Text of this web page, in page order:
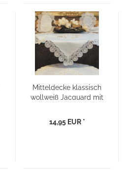
Mitteldecke klassisch
wollweiß Jacquard mit
14,95 EUR *